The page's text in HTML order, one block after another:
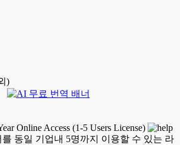
)
Online Access (1-5 Users License)
를 동일 기업내 5명까지 이용할 수 있는 라